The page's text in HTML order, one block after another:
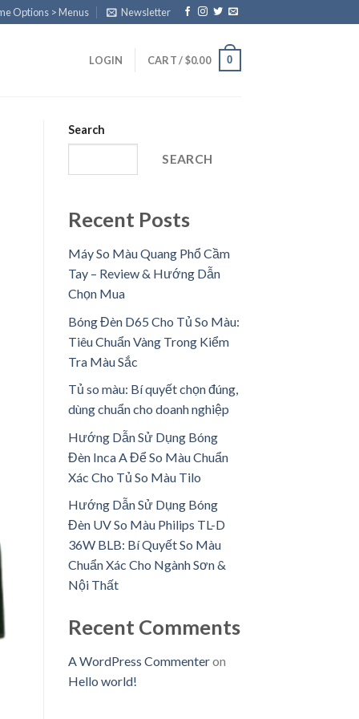
Options > Menus Newsletter
LOGIN CART /$0.00 0
Search
SEARCH
Recent Posts
Máy So Màu Quang Phổ Cầm
Tay – Review & Hướng Dẫn
Chọn Mua
Bóng Đèn D65 Cho Tủ So Màu:
Tiêu Chuẩn Vàng Trong Kiểm
Tra Màu Sắc
Tủ so màu: Bí quyết chọn đúng,
dùng chuẩn cho doanh nghiệp
Hướng Dẫn Sử Dụng Bóng
Đèn Inca A Để So Màu Chuẩn
Xác Cho Tủ So Màu Tilo
Hướng Dẫn Sử Dụng Bóng
Đèn UV So Màu Philips TL-D
36W BLB: Bí Quyết So Màu
Chuẩn Xác Cho Ngành Sơn &
Nội Thất
Recent Comments
A WordPress Commenteron
Hello world!